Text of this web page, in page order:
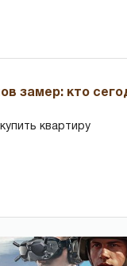
замер: кто
квартиру